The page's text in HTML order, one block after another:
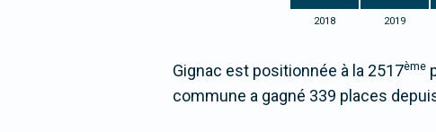
2018 2019
Gignac est positionnée à la 2517ème
commune a gagné 339 places